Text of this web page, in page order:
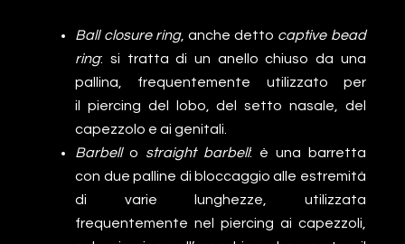
Ball closure ring, anche detto captive bead
ring: si tratta di un anello chiuso da una
pallina, frequentemente utilizzato per
il piercing del lobo, del setto nasale, del
capezzolo e ai genitali.
Barbello straight barbell: è una barretta
con due palline di bloccaggio alle estremità
di varie lunghezze, utilizzata
frequentemente nel piercing ai capezzoli,